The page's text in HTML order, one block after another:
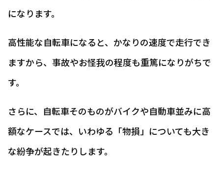
になります。
高性能な自転車になると、かなりの速度で走行でき
ますから、事故やお怪我の程度も重篤になりがちで
す。
さらに、自転車そのものがバイクや自動車並みに高
額なケースでは、いわゆる「物損」についても大き
な紛争が起きたりします。